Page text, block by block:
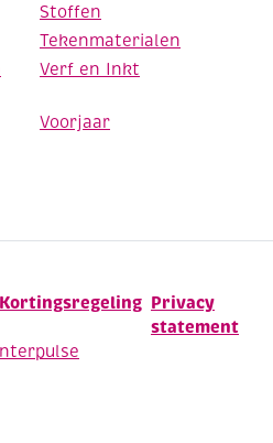
Stoffen
Tekenmaterialen
Verf en Inkt
Voorjaar
Kortingsregeling Privacy
statement